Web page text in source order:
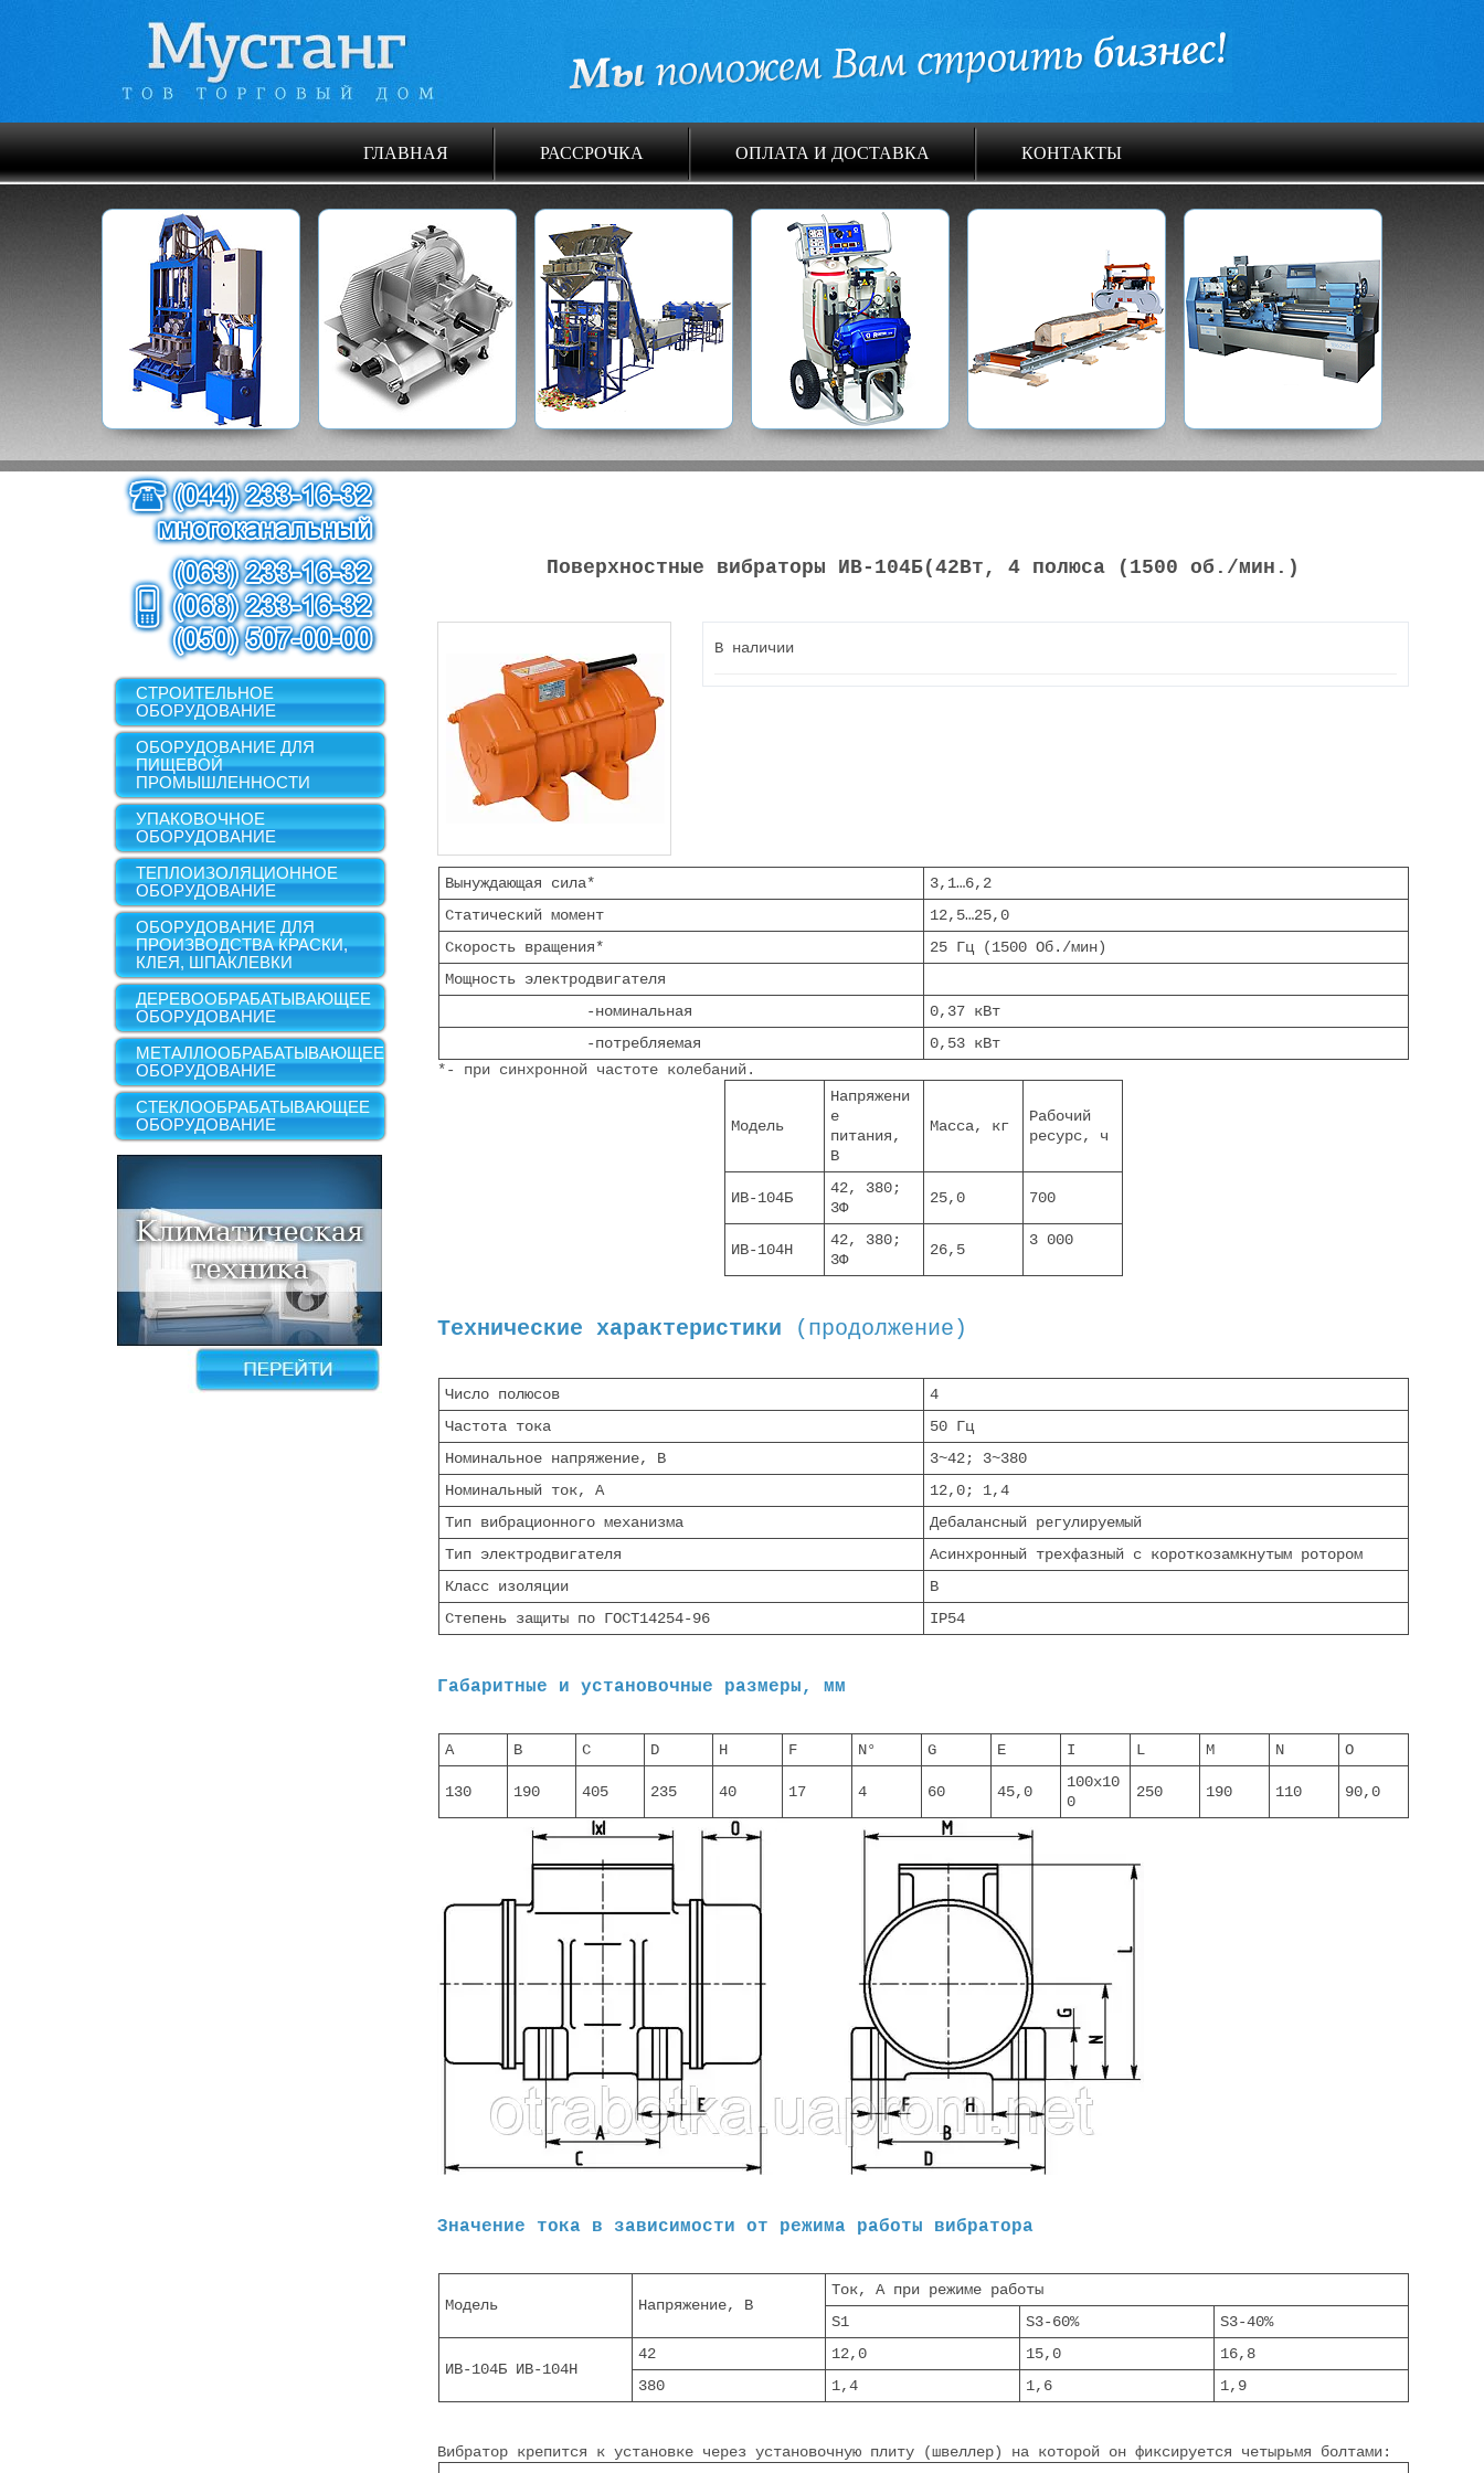
ГЛАВНАЯ РАССРОЧКА ОПЛАТА И ДОСТАВКА КОНТАКТЫ
СТРОИТЕЛЬНОЕ
ОБОРУДОВАНИЕ
ОБОРУДОВАНИЕ ДЛЯ
ПИЩЕВОЙ
ПРОМЫШЛЕННОСТИ
УПАКОВОЧНОЕ
ОБОРУДОВАНИЕ
ТЕПЛОИЗОЛЯЦИОННОЕ
ОБОРУДОВАНИЕ
ОБОРУДОВАНИЕ ДЛЯ
ПРОИЗВОДСТВА КРАСКИ,
КЛЕЯ, ШПАКЛЕВКИ
ДЕРЕВООБРАБАТЫВАЮЩЕЕ
ОБОРУДОВАНИЕ
МЕТАЛЛООБРАБАТЫВАЮЩЕЕ
ОБОРУДОВАНИЕ
СТЕКЛООБРАБАТЫВАЮЩЕЕ
ОБОРУДОВАНИЕ
Поверхностные вибраторы ИВ-104Б(42Вт, 4 полюса (1500 об./мин.)
В наличии
Вынуждающая сила*
3,1…6,2
Статический момент
12,5…25,0
Скорость вращения*
25 Гц (1500 Об./мин)
Мощность электродвигателя
-номинальная
0,37 кВт
-потребляемая
0,53 кВт
*- при синхронной частоте колебаний.
Модель
Напряжени
е
питания,
В
Масса, кг
Рабочий
ресурс, ч
ИВ-104Б
42, 380;
3Ф
25,0 700
ИВ-104Н
42, 380;
3Ф
26,5
3 000
Технические характеристики (продолжение)
Число полюсов
4
Частота тока
50 Гц
Номинальное напряжение, В
3~42; 3~380
Номинальный ток, А
12,0; 1,4
Тип вибрационного механизма
Дебалансный регулируемый
Тип электродвигателя
Асинхронный трехфазный с короткозамкнутым ротором
Класс изоляции
В
Степень защиты по ГОСТ14254-96
IP54
Габаритные и установочные размеры, мм
A B C D H F N° G E I L M N O
130 190 405 235 40 17 4 60 45,0
100х10
0
250 190 110 90,0
Значение тока в зависимости от режима работы вибратора
Модель Напряжение, В
Ток, А при режиме работы
S1
S3-60% S3-40%
ИВ-104Б ИВ-104Н
42 12,0 15,0
16,8
380
1,4 1,6 1,9
Вибратор крепится к установке через установочную плиту (швеллер) на которой он фиксируется четырьмя болтами: